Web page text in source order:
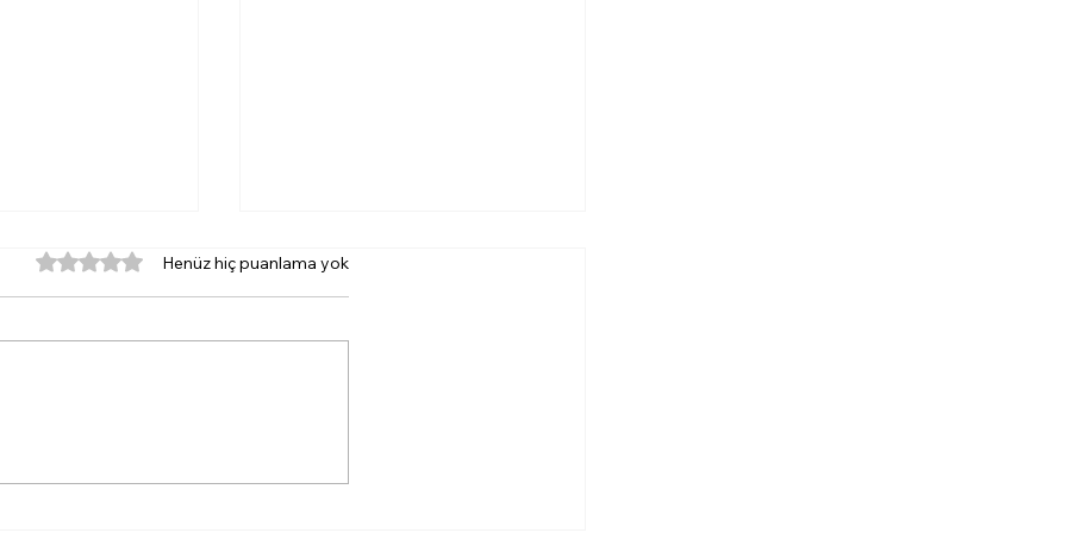
5 üzerinden 0 yıldızHenüz hiç puanlama yok